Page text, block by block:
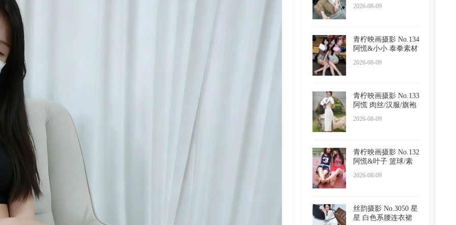
2026-08-09
青柠映画摄影 No.134
阿慌&小小 泰拳素材
2026-08-09
青柠映画摄影 No.133
阿慌 肉丝/汉服/旗袍
2026-08-09
青柠映画摄影 No.132
阿慌&叶子 篮球/素
2026-08-09
丝韵摄影 No.3050 星
星 白色系腰连衣裙